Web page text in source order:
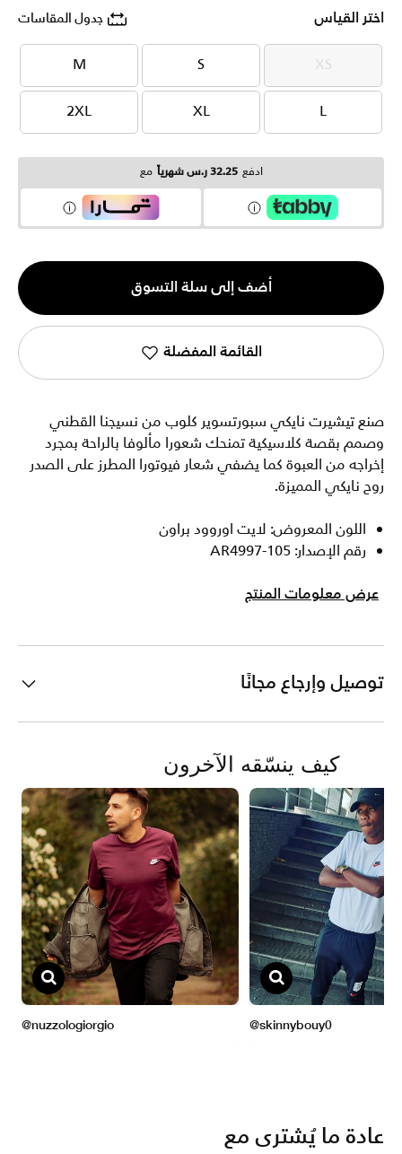
اختر القياس جدول المقاسات
XS
XS
S
S
M
M
L
L
XL
XL
2XL
2XL
ادفع 32.25 ر.س شهرياً مع
الكمية
1
أضف إلى سلة التسوق
القائمة المفضلة
صنع تيشيرت نايكي سبورتسوير كلوب من نسيجنا القطني
وصمم بقصة كلاسيكية تمنحك شعورا مألوفا بالراحة بمجرد
إخراجه من العبوة كما يضفي شعار فيوتورا المطرز على الصدر
روح نايكي المميزة.
اللون المعروض: لايت اوروود براون
رقم الإصدار: AR4997-105
عرض معلومات المنتج
توصيل وإرجاع مجانًا
عادة ما يُشترى مع